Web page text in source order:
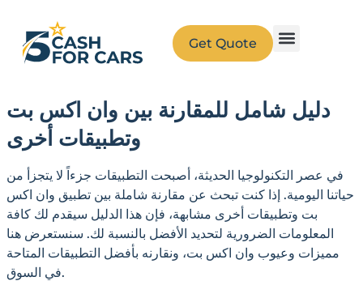
Get Quote
دليل شامل للمقارنة بين وان اكس بت
وتطبيقات أخرى
في عصر التكنولوجيا الحديثة، أصبحت التطبيقات جزءاً لا يتجزأ من
حياتنا اليومية. إذا كنت تبحث عن مقارنة شاملة بين تطبيق وان اكس
بت وتطبيقات أخرى مشابهة، فإن هذا الدليل سيقدم لك كافة
المعلومات الضرورية لتحديد الأفضل بالنسبة لك. سنستعرض هنا
مميزات وعيوب وان اكس بت، ونقارنه بأفضل التطبيقات المتاحة
في السوق.